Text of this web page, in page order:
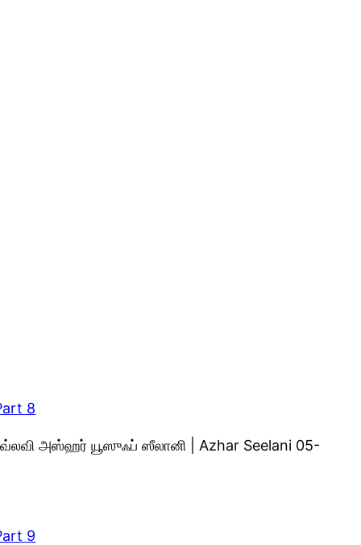
8
அஸ்ஹர் யூஸுஃப் ஸீலானி | Azhar Seelani 05-
9